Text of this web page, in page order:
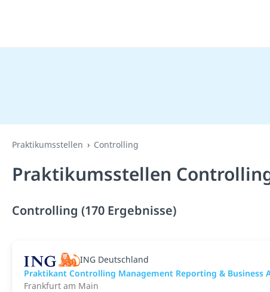
Praktikumsstellen Controlling
Praktikumsstellen
Controlling (170 Ergebnisse)
ING Deutschland
Praktikant Controlling Management Reporting & Business
Frankfurt am Main